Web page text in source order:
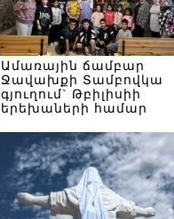
Ամառային ճամբար
Ջավախքի Տամբովկա
գյուղում` Թբիլիսիի
երեխաների համար